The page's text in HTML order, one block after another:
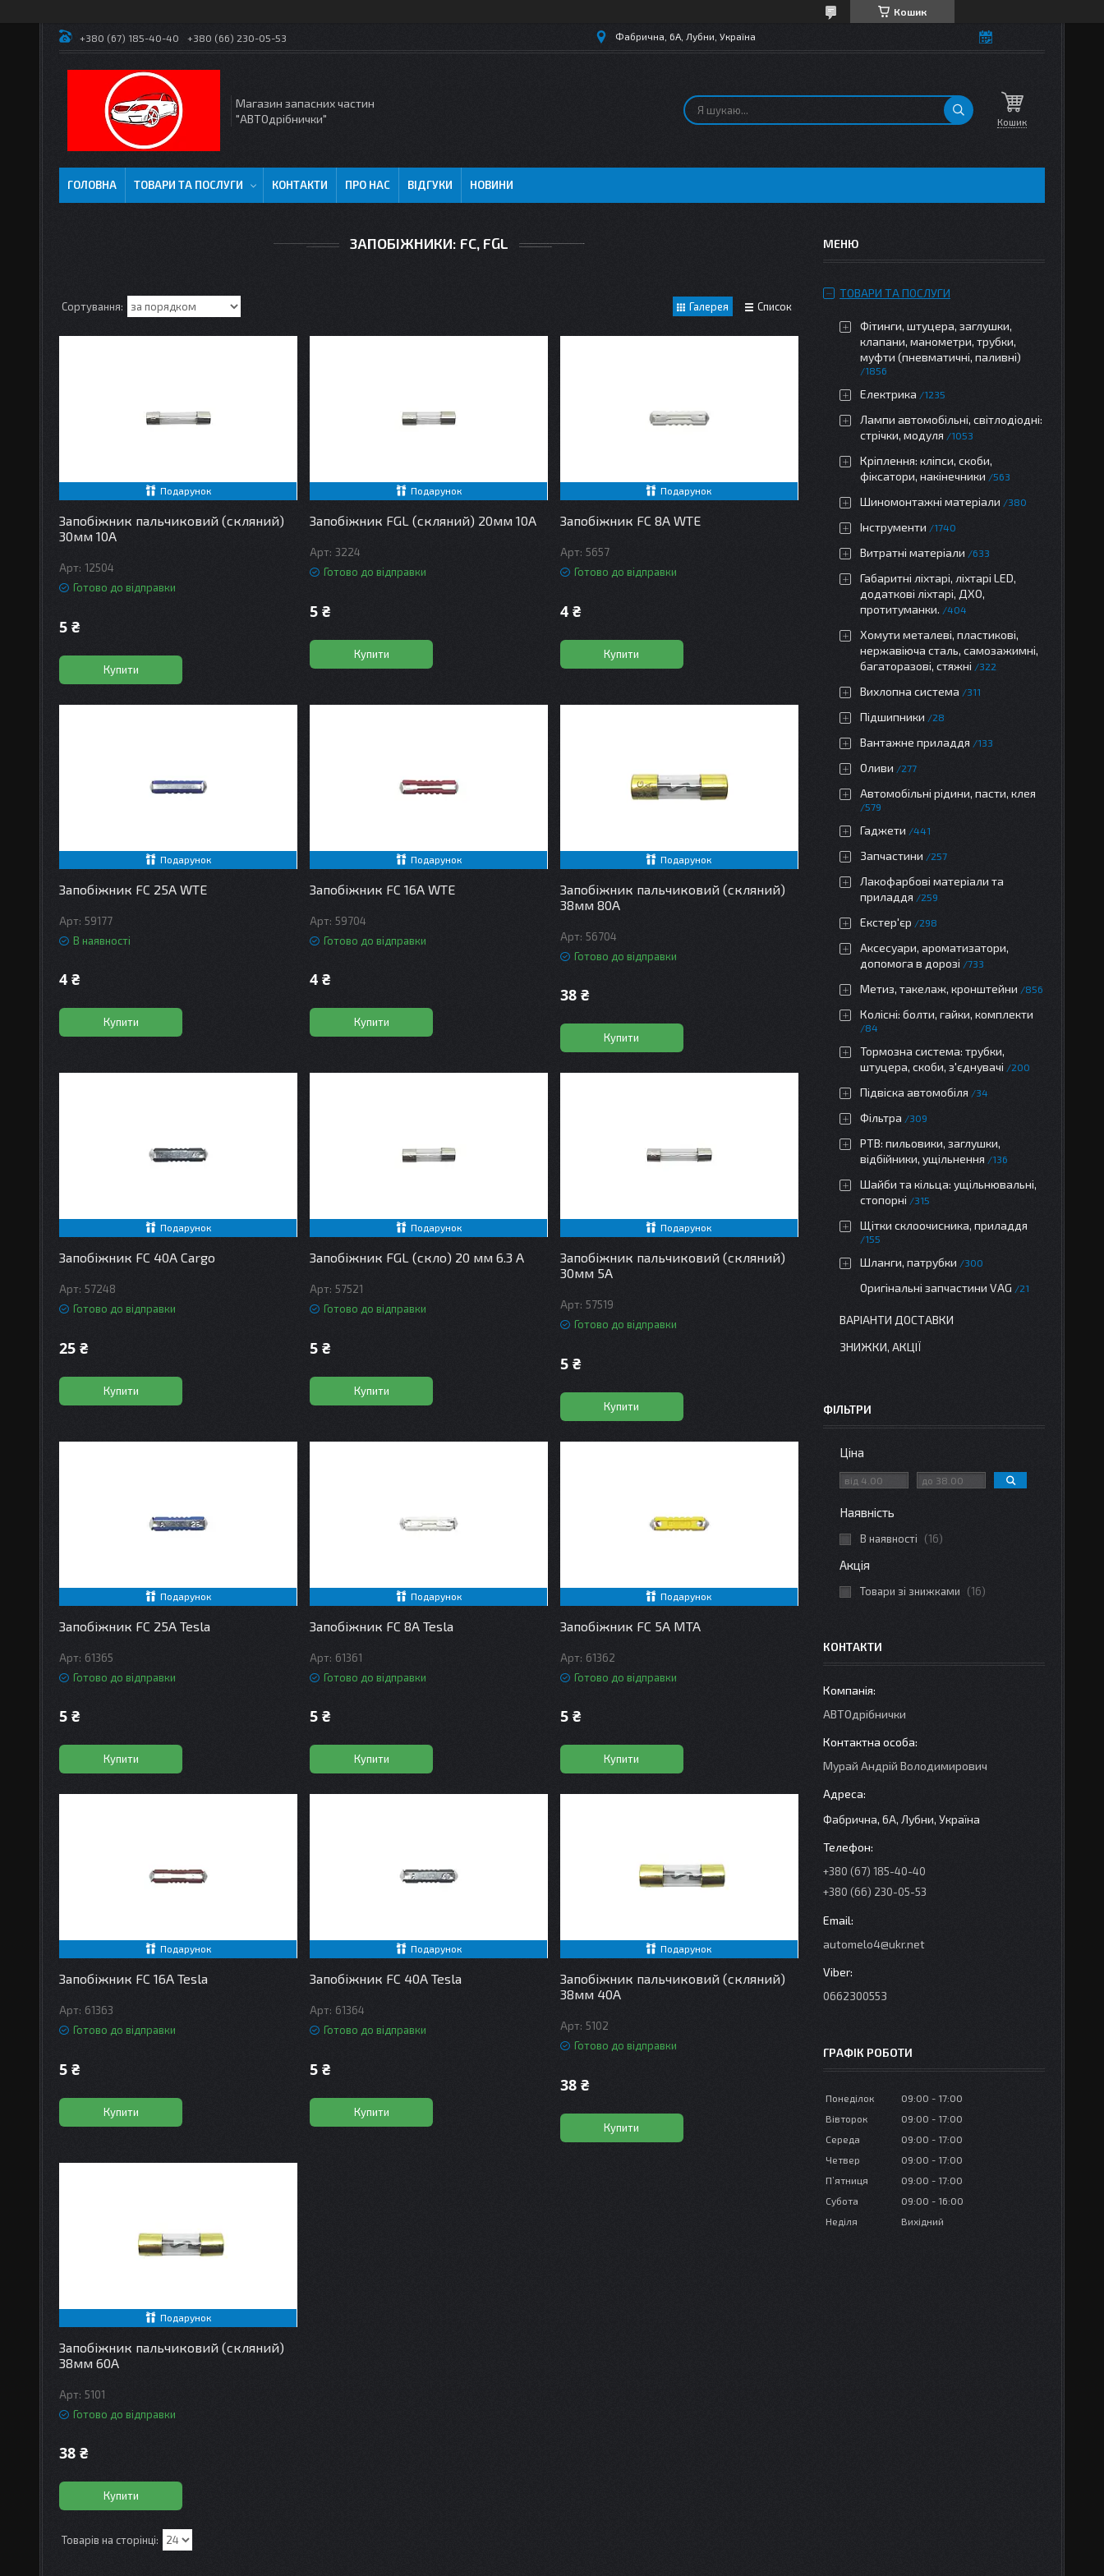
Кошик
+380 (67) 185-40-40 +380 (66) 230-05-53 Фабрична, 6А, Лубни, Україна
Магазин запасних частин
"АВТОдрібнички"
Кошик
ГОЛОВНА ТОВАРИ ТА ПОСЛУГИ КОНТАКТИ ПРО НАС ВІДГУКИ НОВИНИ
ЗАПОБІЖНИКИ: FC, FGL
Галерея Список
Подарунок
Запобіжник пальчиковий (скляний)
30мм 10A
12504
Готово до відправки
5 ₴
Купити
Подарунок
Запобіжник FGL (скляний) 20мм 10A
3224
Готово до відправки
5 ₴
Купити
Подарунок
Запобіжник FC 8А WTE
5657
Готово до відправки
4 ₴
Купити
Подарунок
Запобіжник FC 25А WTE
59177
В наявності
4 ₴
Купити
Подарунок
Запобіжник FC 16A WTE
59704
Готово до відправки
4 ₴
Купити
Подарунок
Запобіжник пальчиковий (скляний)
38мм 80A
56704
Готово до відправки
38 ₴
Купити
Подарунок
Запобіжник FC 40A Cargo
57248
Готово до відправки
25 ₴
Купити
Подарунок
Запобіжник FGL (скло) 20 мм 6.3 А
57521
Готово до відправки
5 ₴
Купити
Подарунок
Запобіжник пальчиковий (скляний)
30мм 5A
57519
Готово до відправки
5 ₴
Купити
Подарунок
Запобіжник FC 25А Tesla
61365
Готово до відправки
5 ₴
Купити
Подарунок
Запобіжник FC 8А Tesla
61361
Готово до відправки
5 ₴
Купити
Подарунок
Запобіжник FC 5A MTA
61362
Готово до відправки
5 ₴
Купити
Подарунок
Запобіжник FC 16А Tesla
61363
Готово до відправки
5 ₴
Купити
Подарунок
Запобіжник FC 40А Tesla
61364
Готово до відправки
5 ₴
Купити
Подарунок
Запобіжник пальчиковий (скляний)
38мм 40A
5102
Готово до відправки
38 ₴
Купити
Подарунок
Запобіжник пальчиковий (скляний)
38мм 60A
5101
Готово до відправки
38 ₴
Купити
ТОВАРИ ТА ПОСЛУГИ
Фітинги, штуцера, заглушки,
клапани, манометри, трубки,
муфти (пневматичні, паливні)
1856
Електрика 1235
Лампи автомобільні, світлодіодні:
стрічки, модуля
1053
Кріплення: кліпси, скоби,
фіксатори, накінечники
563
Шиномонтажні матеріали 380
Інструменти 1740
Витратні матеріали 633
Габаритні ліхтарі, ліхтарі LED,
додаткові ліхтарі, ДХО,
протитуманки.
404
Хомути металеві, пластикові,
нержавіюча сталь, самозажимні,
багаторазові, стяжні
322
Вихлопна система 311
Підшипники 28
Вантажне приладдя 133
Оливи 277
Автомобільні рідини, пасти, клея
579
Гаджети 441
Запчастини 257
Лакофарбові матеріали та
приладдя
259
Екстер'єр 298
Аксесуари, ароматизатори,
допомога в дорозі
733
Метиз, такелаж, кронштейни 856
Колісні: болти, гайки, комплекти
84
Тормозна система: трубки,
штуцера, скоби, з'єднувачі
200
Підвіска автомобіля 34
Фільтра 309
РТВ: пильовики, заглушки,
відбійники, ущільнення
136
Шайби та кільца: ущільнювальні,
стопорні
315
Щітки склоочисника, приладдя
155
Шланги, патрубки 300
Оригінальні запчастини VAG 21
ВАРІАНТИ ДОСТАВКИ
ЗНИЖКИ, АКЦІЇ
ФІЛЬТРИ
Ціна
Наявність
В наявності 16
Акція
Товари зі знижками 16
КОНТАКТИ
АВТОдрібнички
Мурай Андрій Володимирович
Фабрична, 6А, Лубни, Україна
+380 (67) 185-40-40
+380 (66) 230-05-53
automelo4@ukr.net
0662300553
ГРАФІК РОБОТИ
Понеділок 09:00
17:00
Вівторок
09:00
17:00
Середа
09:00
17:00
Четвер
09:00
17:00
Пʼятниця
09:00
17:00
Субота
09:00
16:00
Неділя
Вихідний